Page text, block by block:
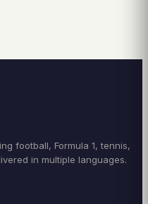
football, Formula 1, tennis,
in multiple languages.